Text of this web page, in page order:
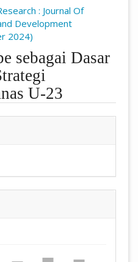
: Journal Of
Development
2024)
sebagai Dasar
U-23